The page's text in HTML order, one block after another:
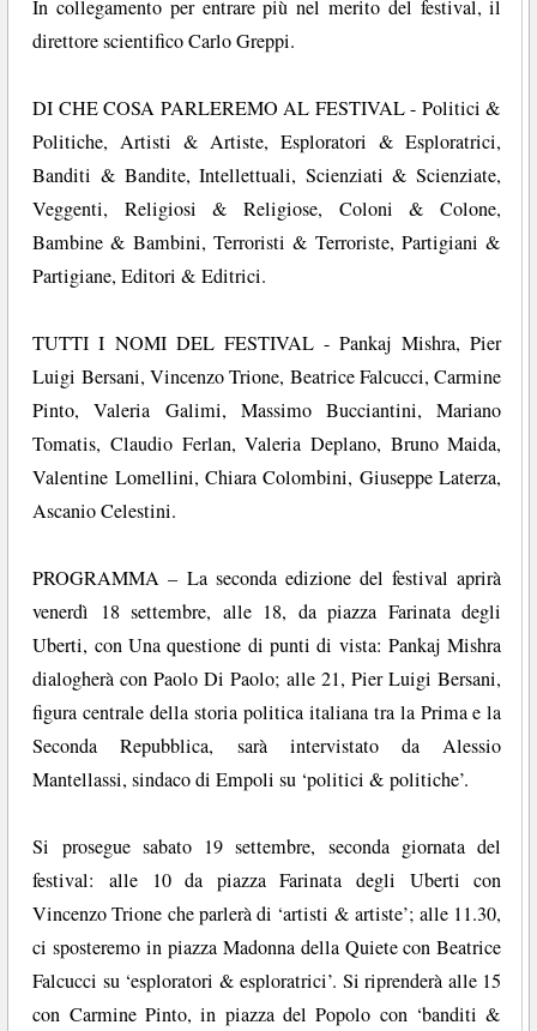
In collegamento per entrare più nel merito del festival, il
direttore scientifico Carlo Greppi.
DI CHE COSA PARLEREMO AL FESTIVAL - Politici &
Politiche, Artisti & Artiste, Esploratori & Esploratrici,
Banditi & Bandite, Intellettuali, Scienziati & Scienziate,
Veggenti, Religiosi & Religiose, Coloni & Colone,
Bambine & Bambini, Terroristi & Terroriste, Partigiani &
Partigiane, Editori & Editrici.
TUTTI I NOMI DEL FESTIVAL - Pankaj Mishra, Pier
Luigi Bersani, Vincenzo Trione, Beatrice Falcucci, Carmine
Pinto, Valeria Galimi, Massimo Bucciantini, Mariano
Tomatis, Claudio Ferlan, Valeria Deplano, Bruno Maida,
Valentine Lomellini, Chiara Colombini, Giuseppe Laterza,
Ascanio Celestini.
PROGRAMMA – La seconda edizione del festival aprirà
venerdì 18 settembre, alle 18, da piazza Farinata degli
Uberti, con Una questione di punti di vista: Pankaj Mishra
dialogherà con Paolo Di Paolo; alle 21, Pier Luigi Bersani,
figura centrale della storia politica italiana tra la Prima e la
Seconda Repubblica, sarà intervistato da Alessio
Mantellassi, sindaco di Empoli su ‘politici & politiche’.
Si prosegue sabato 19 settembre, seconda giornata del
festival: alle 10 da piazza Farinata degli Uberti con
Vincenzo Trione che parlerà di ‘artisti & artiste’; alle 11.30,
ci sposteremo in piazza Madonna della Quiete con Beatrice
Falcucci su ‘esploratori & esploratrici’. Si riprenderà alle 15
con Carmine Pinto, in piazza del Popolo con ‘banditi &